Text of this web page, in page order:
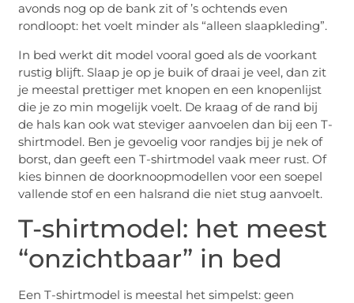
avonds nog op de bank zit of ’s ochtends even
rondloopt: het voelt minder als “alleen slaapkleding”.
In bed werkt dit model vooral goed als de voorkant
rustig blijft. Slaap je op je buik of draai je veel, dan zit
je meestal prettiger met knopen en een knopenlijst
die je zo min mogelijk voelt. De kraag of de rand bij
de hals kan ook wat steviger aanvoelen dan bij een T-
shirtmodel. Ben je gevoelig voor randjes bij je nek of
borst, dan geeft een T-shirtmodel vaak meer rust. Of
kies binnen de doorknoopmodellen voor een soepel
vallende stof en een halsrand die niet stug aanvoelt.
T-shirtmodel: het meest
“onzichtbaar” in bed
Een T-shirtmodel is meestal het simpelst: geen